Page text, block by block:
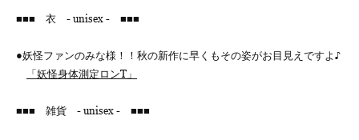
■■■ 衣 - unisex - ■■■
●妖怪ファンのみな様！！秋の新作に早くもその姿がお目見えですよ♪
「妖怪身体測定ロンT」
■■■ 雑貨 - unisex - ■■■